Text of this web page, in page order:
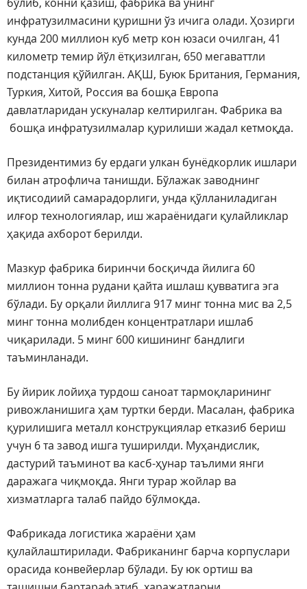
инфратузилмасини қуришни ўз ичига олади. Ҳозирги
кунда 200 миллион куб метр кон юзаси очилган, 41
километр темир йўл ётқизилган, 650 мегаваттли
подстанция қўйилган. АҚШ, Буюк Британия, Германия,
Туркия, Хитой, Россия ва бошқа Европа
давлатларидан ускуналар келтирилган. Фабрика ва
бошқа инфратузилмалар қурилиши жадал кетмоқда.
Президентимиз бу ердаги улкан бунёдкорлик ишлари
билан атрофлича танишди. Бўлажак заводнинг
иқтисодиий самарадорлиги, унда қўлланиладиган
илғор технологиялар, иш жараёнидаги қулайликлар
ҳақида ахборот берилди.
Мазкур фабрика биринчи босқичда йилига 60
миллион тонна рудани қайта ишлаш қувватига эга
бўлади. Бу орқали йиллига 917 минг тонна мис ва 2,5
минг тонна молибден концентратлари ишлаб
чиқарилади. 5 минг 600 кишининг бандлиги
таъминланади.
Бу йирик лойиҳа турдош саноат тармоқларининг
ривожланишига ҳам туртки берди. Масалан, фабрика
қурилишига металл конструкциялар етказиб бериш
учун 6 та завод ишга туширилди. Муҳандислик,
дастурий таъминот ва касб-ҳунар таълими янги
даражага чиқмоқда. Янги турар жойлар ва
хизматларга талаб пайдо бўлмоқда.
Фабрикада логистика жараёни ҳам
қулайлаштирилади. Фабриканинг барча корпуслари
орасида конвейерлар бўлади. Бу юк ортиш ва